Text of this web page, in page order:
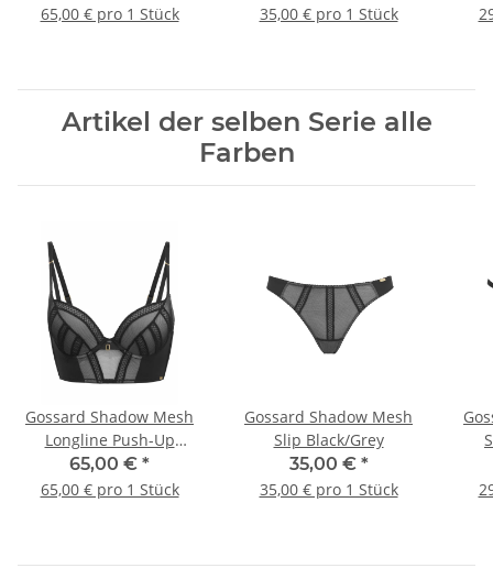
65,00 € pro 1 Stück
35,00 € pro 1 Stück
Artikel der selben Serie alle
Farben
Gossard Shadow Mesh
Longline Push-Up
Black/Grey
65,00 € *
65,00 € pro 1 Stück
Gossard Shadow Mesh
Slip Black/Grey
35,00 € *
35,00 € pro 1 Stück